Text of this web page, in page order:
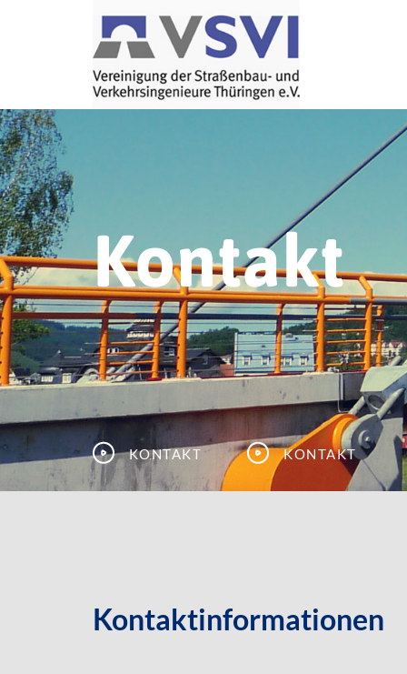
Kontakt
Kontakt Kontakt
Kontaktinformationen